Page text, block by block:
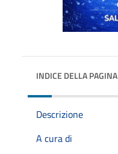
INDICE DELLA PAGINA
Descrizione
A cura di